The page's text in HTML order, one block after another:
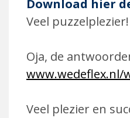
Download hier
Veel puzzelplezier!
Oja, de
www.wedeflex.nl/
Veel plezier en